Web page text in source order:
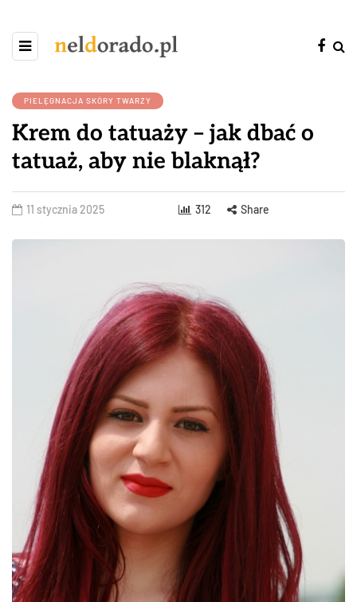
PIELĘGNACJA SKÓRY TWARZY
Krem do tatuaży – jak dbać o
tatuaż, aby nie blaknął?
11 stycznia 2025 312 Share